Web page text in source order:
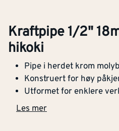
Kraftpipe 1/2"
hikoki
Pipe i herdet krom
Konstruert for høy
Utformet for enklere
Les mer